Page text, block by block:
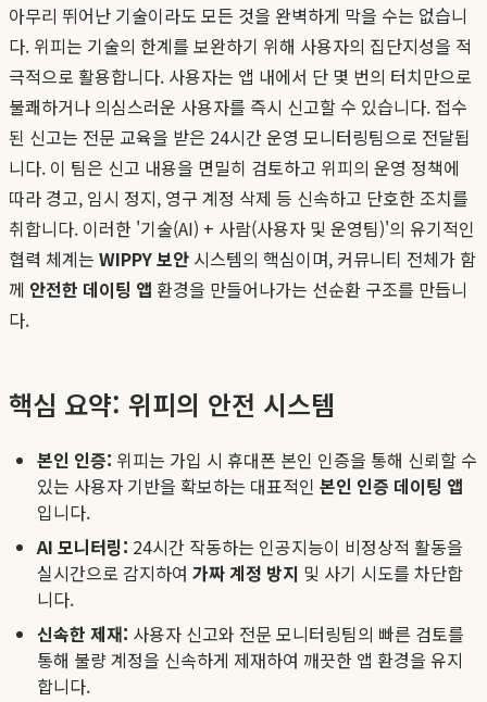
아무리 뛰어난 기술이라도 모든 것을 완벽하게 막을 수는 없습니
다. 위피는 기술의 한계를 보완하기 위해 사용자의 집단지성을 적
극적으로 활용합니다. 사용자는 앱 내에서 단 몇 번의 터치만으로
불쾌하거나 의심스러운 사용자를 즉시 신고할 수 있습니다. 접수
된 신고는 전문 교육을 받은 24시간 운영 모니터링팀으로 전달됩
니다. 이 팀은 신고 내용을 면밀히 검토하고 위피의 운영 정책에
따라 경고, 임시 정지, 영구 계정 삭제 등 신속하고 단호한 조치를
취합니다. 이러한 '기술(AI) + 사람(사용자 및 운영팀)'의 유기적인
협력 체계는 WIPPY 보안 시스템의 핵심이며, 커뮤니티 전체가 함
께 안전한 데이팅 앱 환경을 만들어나가는 선순환 구조를 만듭니
다.
핵심 요약: 위피의 안전 시스템
본인 인증: 위피는 가입 시 휴대폰 본인 인증을 통해 신뢰할 수
있는 사용자 기반을 확보하는 대표적인 본인 인증 데이팅 앱
입니다.
AI 모니터링: 24시간 작동하는 인공지능이 비정상적 활동을
실시간으로 감지하여 가짜 계정 방지 및 사기 시도를 차단합
니다.
신속한 제재: 사용자 신고와 전문 모니터링팀의 빠른 검토를
통해 불량 계정을 신속하게 제재하여 깨끗한 앱 환경을 유지
합니다.